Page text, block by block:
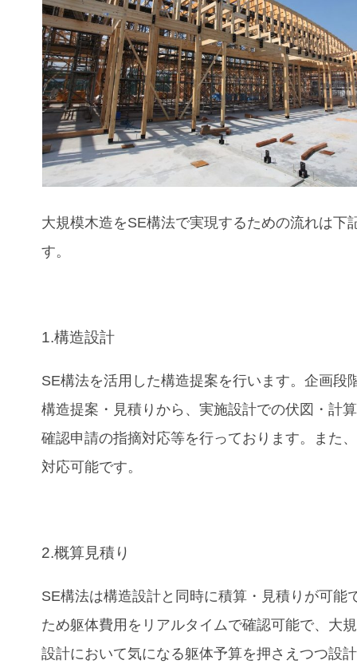
大規模木造をSE構法で実現するための流れは下
す。
1.構造設計
SE構法を活用した構造提案を行います。企画段
構造提案・見積りから、実施設計での伏図・計
確認申請の指摘対応等を行っております。また
対応可能です。
2.概算見積り
SE構法は構造設計と同時に積算・見積りが可能
ため躯体費用をリアルタイムで確認可能で、大
設計において気になる躯体予算を押さえつつ設